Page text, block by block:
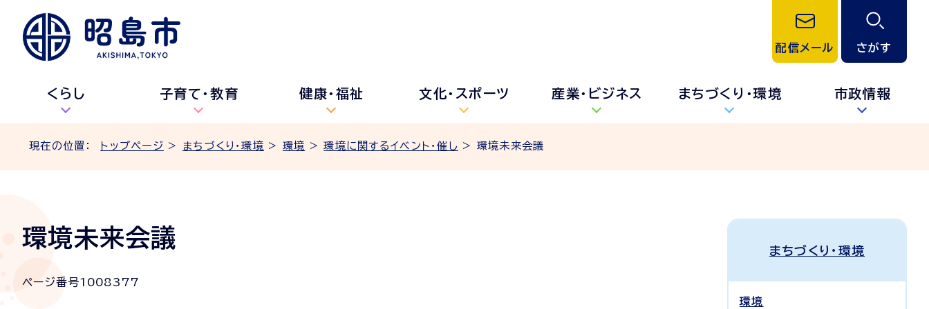
配信メール さがす
くらし 子育て・教育 健康・福祉 文化・スポーツ 産業・ビジネス まちづくり・環境 市政情報
現在の位置： トップページ > まちづくり・環境 > 環境 >環境に関するイベント・催し > 環境未来会議
環境未来会議
ページ番号1008377
まちづくり・環境
環境